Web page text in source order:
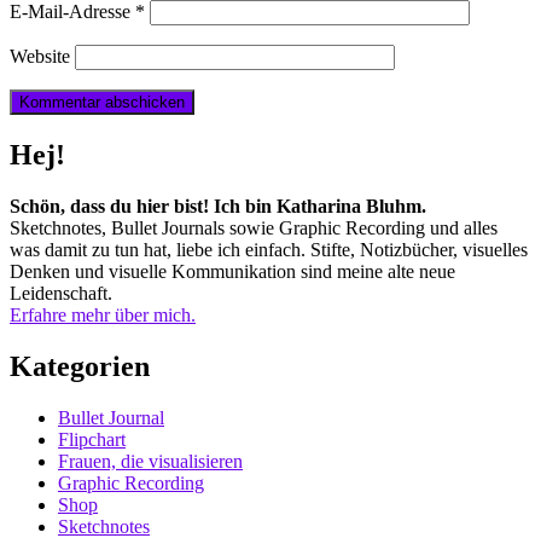
E-Mail-Adresse *
Website
Hej!
Schön, dass du hier bist! Ich bin Katharina Bluhm.
Sketchnotes, Bullet Journals sowie Graphic Recording und alles
was damit zu tun hat, liebe ich einfach. Stifte, Notizbücher, visuelles
Denken und visuelle Kommunikation sind meine alte neue
Leidenschaft.
Erfahre mehr über mich.
Kategorien
Bullet Journal
Flipchart
Frauen, die visualisieren
Graphic Recording
Shop
Sketchnotes